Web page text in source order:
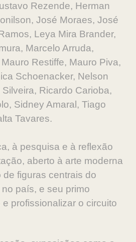
Rezende, Herman
José Moraes, José
Leya Mira Brander,
Marcelo Arruda,
Restiffe, Mauro Piva,
Schoenacker, Nelson
Ricardo Carioba,
Sidney Amaral, Tiago
Tavares.
à pesquisa e à reflexão
aberto à arte moderna
figuras centrais do
país, e seu primo
profissionalizar o circuito